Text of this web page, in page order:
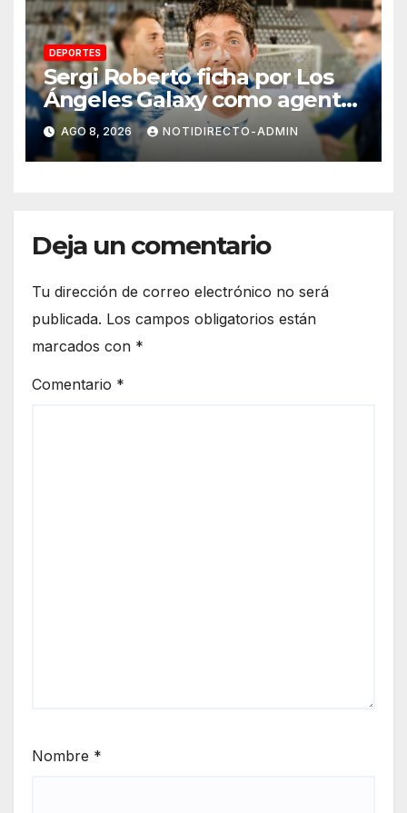
DEPORTES
Sergi Roberto ficha por Los
Ángeles Galaxy como agente
libre hasta 2028
AGO 8, 2026 NOTIDIRECTO-ADMIN
Deja un comentario
Tu dirección de correo electrónico no será
publicada. Los campos obligatorios están
marcados con *
Comentario *
Nombre *